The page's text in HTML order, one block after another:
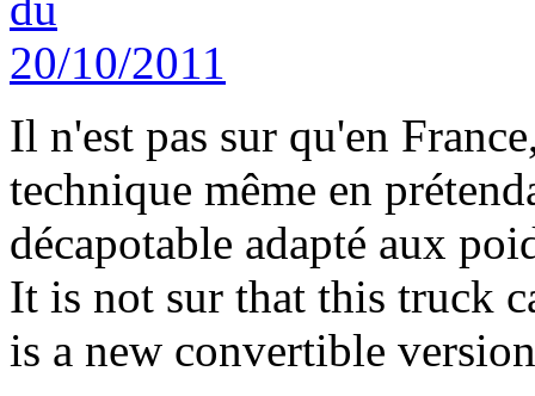
Il n'est pas sur qu'en
technique même en
décapotable adapté aux
It is not sur that this truck
is a new convertible